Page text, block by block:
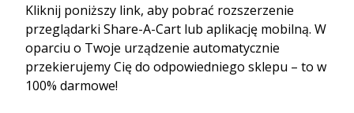
Kliknij poniższy link, aby pobrać rozszerzenie
przeglądarki Share-A-Cart lub aplikację mobilną. W
oparciu o Twoje urządzenie automatycznie
przekierujemy Cię do odpowiedniego sklepu – to w
100% darmowe!